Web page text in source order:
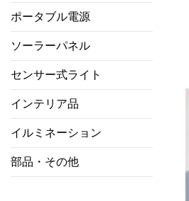
ポータブル電源
ソーラーパネル
センサー式ライト
インテリア品
イルミネーション
部品・その他